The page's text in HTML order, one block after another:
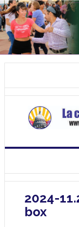
2024-
box